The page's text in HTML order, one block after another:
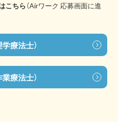
こちら（Airワーク 応募画面に進
療法士）
療法士）